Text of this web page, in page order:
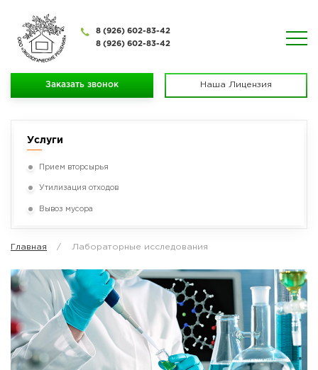
8 (926) 602-83-42
8 (926) 602-83-42
Заказать звонок Наша Лицензия
Услуги
Прием вторсырья
Утилизация отходов
Вывоз мусора
Главная Лабораторные исследования